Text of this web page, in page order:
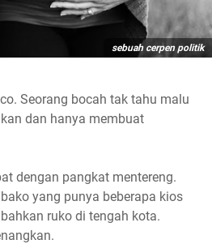
sebuah cerpen politik
Seorang bocah tak tahu malu
dan hanya membuat
dengan pangkat mentereng.
yang punya beberapa kios
ruko di tengah kota.